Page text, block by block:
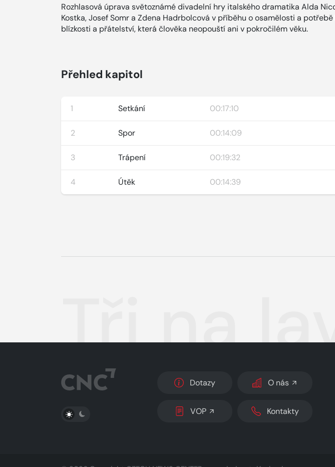
Rozhlasová úprava světoznámé divadelní hry italského dramatika Alda
Kostka, Josef Somr a Zdena Hadrbolcová v příběhu o osamělosti a
blízkosti a přátelství, která člověka neopouští ani v pokročilém věku.
Přehled kapitol
1 Setkání 00:17:10
2 Spor 00:14:09
3 Trápení 00:19:32
4 Útěk 00:14:39
Tři na
PŘEPNOUT SVĚTLÝ/TMAVÝ REŽIM
Dotazy O nás
VOP Kontakty